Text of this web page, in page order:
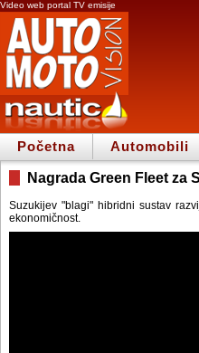
Video web portal TV emisije
Početna Automobili
Nagrada Green Fleet za
Suzukijev "blagi" hibridni sustav
ekonomičnost.